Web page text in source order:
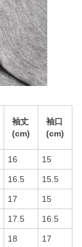
袖丈
(cm)
袖口
(cm)
16 15
16.5 15.5
17 15
17.5 16.5
18 17